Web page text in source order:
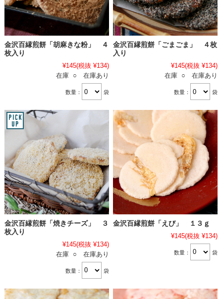
金沢百縁煎餅「胡麻きな粉」 ４
枚入り
¥145(税抜 ¥134)
在庫 ○ 在庫あり
数量： 袋
金沢百縁煎餅「ごまごま」 ４枚
入り
¥145(税抜 ¥134)
在庫 ○ 在庫あり
数量： 袋
金沢百縁煎餅「焼きチーズ」 ３
枚入り
¥145(税抜 ¥134)
在庫 ○ 在庫あり
数量： 袋
金沢百縁煎餅「えび」 １３ｇ
¥145(税抜 ¥134)
数量： 袋